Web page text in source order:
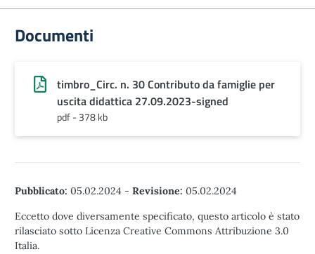
Documenti
timbro_Circ. n. 30 Contributo da famiglie per
uscita didattica 27.09.2023-signed
pdf - 378 kb
Pubblicato: 05.02.2024 - Revisione: 05.02.2024
Eccetto dove diversamente specificato, questo articolo è stato
rilasciato sotto Licenza Creative Commons Attribuzione 3.0
Italia.